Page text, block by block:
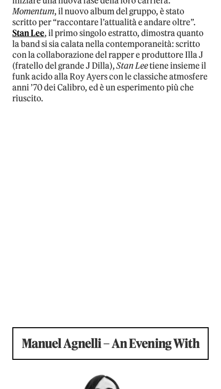
Momentum, il nuovo album del gruppo, è stato
scritto per “raccontare l’attualità e andare oltre”.
Stan Lee, il primo singolo estratto, dimostra quanto
la band si sia calata nella contemporaneità: scritto
con la collaborazione del rapper e produttore Illa J
(fratello del grande J Dilla),Stan Leetiene insieme il
funk acido alla Roy Ayers con le classiche atmosfere
anni ’70 dei Calibro, ed è un esperimento più che
riuscito.
Manuel Agnelli – An Evening With